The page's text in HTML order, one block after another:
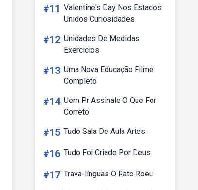
#11 Valentine's Day Nos Estados
Unidos Curiosidades
#12 Unidades De Medidas
Exercicios
#13 Uma Nova Educação Filme
Completo
#14 Uem Pr Assinale O Que For
Correto
#15 Tudo Sala De Aula Artes
#16 Tudo Foi Criado Por Deus
#17 Trava-línguas O Rato Roeu